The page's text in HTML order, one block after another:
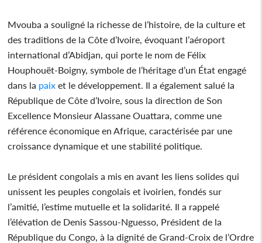
Mvouba a souligné la richesse de l’histoire, de la culture et
des traditions de la Côte d’Ivoire, évoquant l’aéroport
international d’Abidjan, qui porte le nom de Félix
Houphouët-Boigny, symbole de l’héritage d’un État engagé
dans la paix et le développement. Il a également salué la
République de Côte d’Ivoire, sous la direction de Son
Excellence Monsieur Alassane Ouattara, comme une
référence économique en Afrique, caractérisée par une
croissance dynamique et une stabilité politique.
Le président congolais a mis en avant les liens solides qui
unissent les peuples congolais et ivoirien, fondés sur
l’amitié, l’estime mutuelle et la solidarité. Il a rappelé
l’élévation de Denis Sassou-Nguesso, Président de la
République du Congo, à la dignité de Grand-Croix de l’Ordre